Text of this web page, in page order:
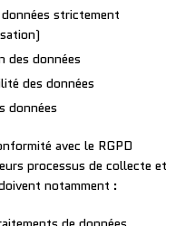
strictement
des données
des données
données
avec le RGPD
processus de collecte et
notamment :